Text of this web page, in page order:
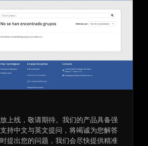
上线，敬请期待。我们的产品具备强
持中文与英文提问，将竭诚为您解答
提出您的问题，我们会尽快提供精准